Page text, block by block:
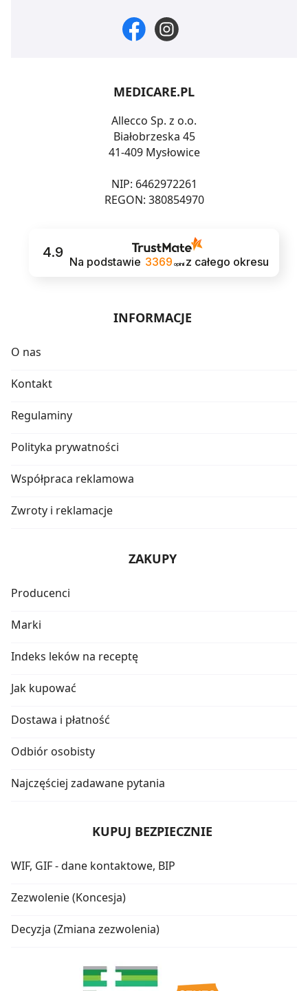
MEDICARE.PL
Allecco Sp. z o.o.
Białobrzeska 45
41-409 Mysłowice
NIP: 6462972261
REGON: 380854970
4.9
Na podstawie 3369 opinii z całego okresu
INFORMACJE
O nas
Kontakt
Regulaminy
Polityka prywatności
Współpraca reklamowa
Zwroty i reklamacje
ZAKUPY
Producenci
Marki
Indeks leków na receptę
Jak kupować
Dostawa i płatność
Odbiór osobisty
Najczęściej zadawane pytania
KUPUJ BEZPIECZNIE
WIF, GIF - dane kontaktowe, BIP
Zezwolenie (Koncesja)
Decyzja (Zmiana zezwolenia)